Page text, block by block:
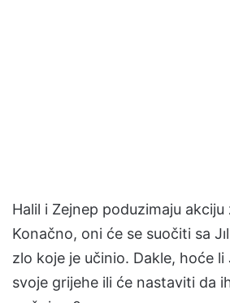
Halil i Zejnep poduzimaju
Konačno, oni će se suočiti sa
zlo koje je učinio. Dakle, hoće li
svoje grijehe ili će nastaviti da